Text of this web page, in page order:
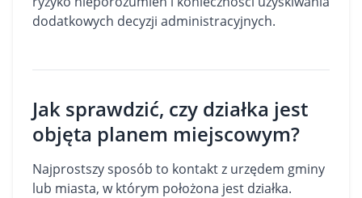
dodatkowych decyzji administracyjnych.
Jak sprawdzić, czy działka jest
objęta planem miejscowym?
Najprostszy sposób to kontakt z urzędem gminy
lub miasta, w którym położona jest działka.